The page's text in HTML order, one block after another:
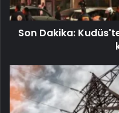
Son Dakika: